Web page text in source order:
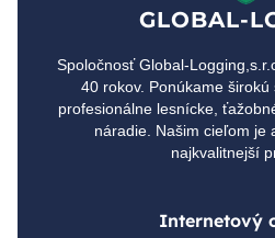
GLOBAL-
Spoločnosť Global-
40 rokov. Ponúkame
profesionálne lesnícke,
náradie. Našim cieľom je
najkvalitnejší
Internetový